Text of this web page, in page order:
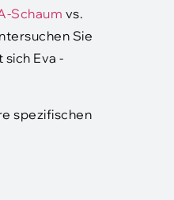
Schaum vs.
Sie
Eva -
spezifischen